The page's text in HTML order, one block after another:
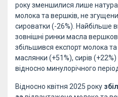
року зменшилися лише
молока та вершків, не
сироватки (-26%). Найбільше
зовнішні ринки масла
збільшився експорт молока
маслянки (+51%), сирів
відносно минулорічного
Відносно квітня 2025 року